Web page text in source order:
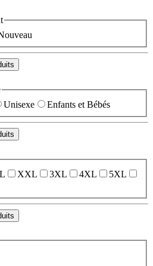
Unisexe Enfants et Bébés
XXL 3XL 4XL
5XL